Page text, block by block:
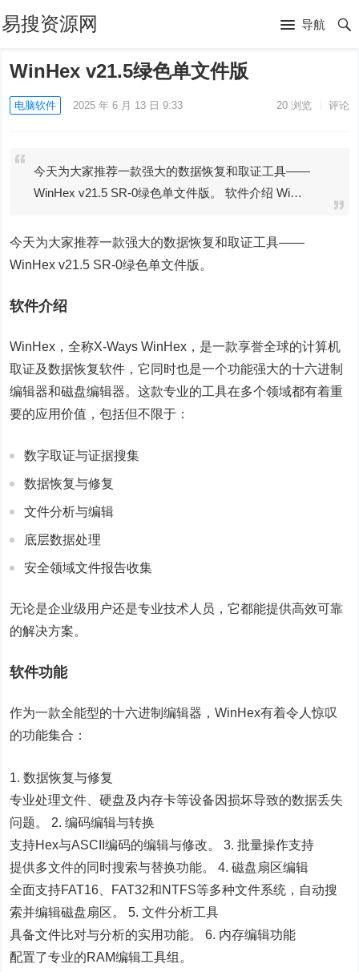
易搜资源网 导航
WinHex v21.5绿色单文件版
电脑软件 2025 年 6 月 13 日 9:33 20浏览 评论
今天为大家推荐一款强大的数据恢复和取证工具——
WinHex v21.5 SR-0绿色单文件版。 软件介绍 Wi…
今天为大家推荐一款强大的数据恢复和取证工具——
WinHex v21.5 SR-0绿色单文件版。
软件介绍
WinHex，全称X-Ways WinHex，是一款享誉全球的计算机
取证及数据恢复软件，它同时也是一个功能强大的十六进制
编辑器和磁盘编辑器。这款专业的工具在多个领域都有着重
要的应用价值，包括但不限于：
数字取证与证据搜集
数据恢复与修复
文件分析与编辑
底层数据处理
安全领域文件报告收集
无论是企业级用户还是专业技术人员，它都能提供高效可靠
的解决方案。
软件功能
作为一款全能型的十六进制编辑器，WinHex有着令人惊叹
的功能集合：
1. 数据恢复与修复
专业处理文件、硬盘及内存卡等设备因损坏导致的数据丢失
问题。 2. 编码编辑与转换
支持Hex与ASCII编码的编辑与修改。 3. 批量操作支持
提供多文件的同时搜索与替换功能。 4. 磁盘扇区编辑
全面支持FAT16、FAT32和NTFS等多种文件系统，自动搜
索并编辑磁盘扇区。 5. 文件分析工具
具备文件比对与分析的实用功能。 6. 内存编辑功能
配置了专业的RAM编辑工具组。